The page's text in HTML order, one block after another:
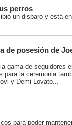
perros
un disparo y está
de posesión de
gama de seguidores
la ceremonia
y Demi Lovato...
para poder